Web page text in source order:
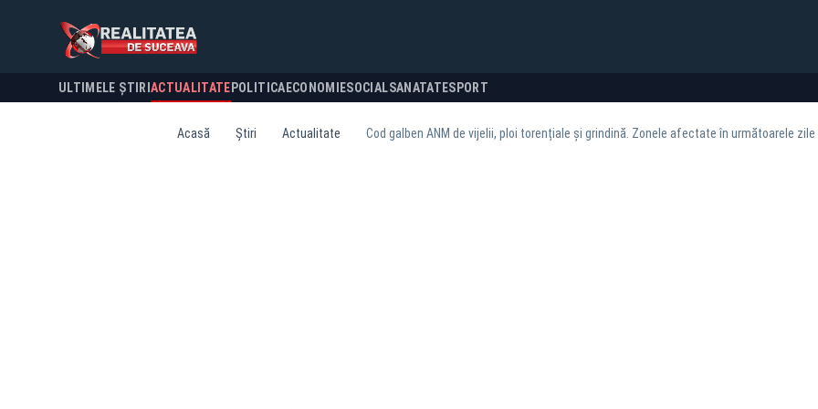
ULTIMELE ȘTIRI ACTUALITATE POLITICA ECONOMIESOCIALSANATATESPORT
Acasă Știri Actualitate Cod galben ANM de vijelii, ploi torențiale și grindină. Zonele afectate în următoarele zile